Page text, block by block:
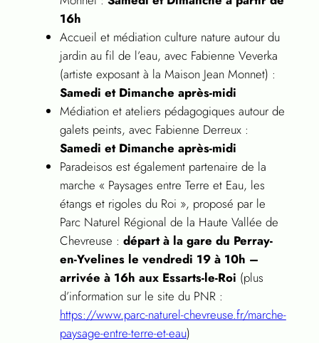
16h
Accueil et médiation culture nature autour du
jardin au fil de l’eau, avec Fabienne Veverka
(artiste exposant à la Maison Jean Monnet) :
Samedi et Dimanche après-midi
Médiation et ateliers pédagogiques autour de
galets peints, avec Fabienne Derreux :
Samedi et Dimanche après-midi
Paradeisos est également partenaire de la
marche « Paysages entre Terre et Eau, les
étangs et rigoles du Roi », proposé par le
Parc Naturel Régional de la Haute Vallée de
Chevreuse : départ à la gare du Perray-
en-Yvelines le vendredi 19 à 10h –
arrivée à 16h aux Essarts-le-Roi (plus
d’information sur le site du PNR :
https://www.parc-naturel-chevreuse.fr/marche-
paysage-entre-terre-et-eau)